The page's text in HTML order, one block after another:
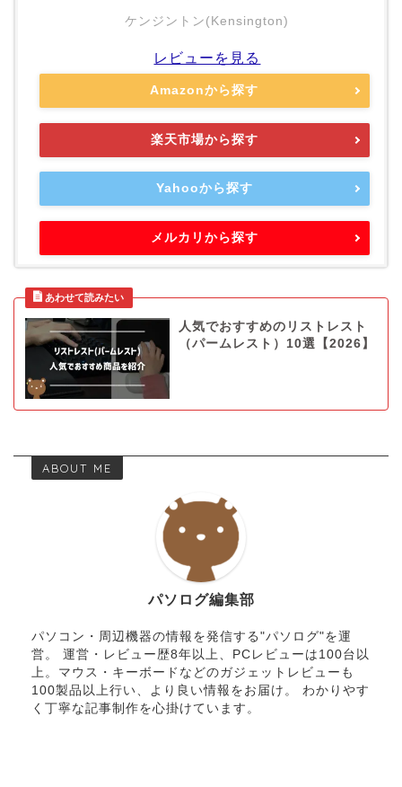
ケンジントン(Kensington)
レビューを見る
Amazonから探す
楽天市場から探す
Yahooから探す
メルカリから探す
人気でおすすめのリストレスト
（パームレスト）10選【2026】
ABOUT ME
パソログ編集部
パソコン・周辺機器の情報を発信する"パソログ"を運
営。 運営・レビュー歴8年以上、PCレビューは100台以
上。マウス・キーボードなどのガジェットレビューも
100製品以上行い、より良い情報をお届け。 わかりやす
く丁寧な記事制作を心掛けています。